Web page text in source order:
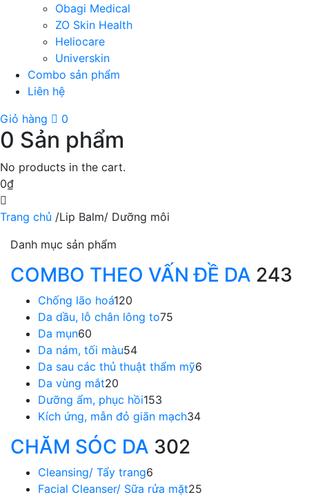
Obagi Medical
ZO Skin Health
Heliocare
Universkin
Combo sản phẩm
Liên hệ
Giỏ hàng
0
0 Sản phẩm
No products in the cart.
0₫
Trang chủ /Lip Balm/ Dưỡng môi
Danh mục sản phẩm
COMBO THEO VẤN ĐỀ DA 243
Chống lão hoá120
Da dầu, lỗ chân lông to75
Da mụn60
Da nám, tối màu54
Da sau các thủ thuật thẩm mỹ6
Da vùng mắt20
Dưỡng ẩm, phục hồi153
Kích ứng, mẫn đỏ giãn mạch34
CHĂM SÓC DA 302
Cleansing/ Tẩy trang6
Facial Cleanser/ Sữa rửa mặt25